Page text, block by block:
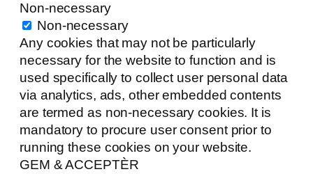
Non-necessary
Non-necessary
Any cookies that may not be particularly
necessary for the website to function and is
used specifically to collect user personal data
via analytics, ads, other embedded contents
are termed as non-necessary cookies. It is
mandatory to procure user consent prior to
running these cookies on your website.
GEM & ACCEPTÈR